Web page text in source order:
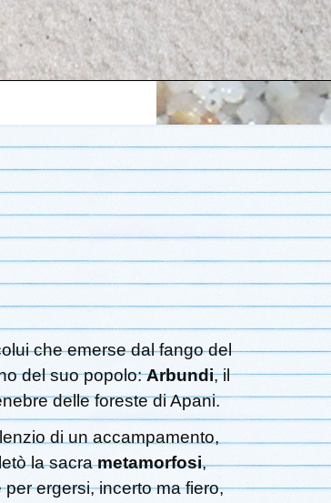
che emerse dal fango del
del suo popolo:Arbundi, il
delle foreste di Apani.
di un accampamento,
la sacrametamorfosi,
ergersi, incerto ma fiero,